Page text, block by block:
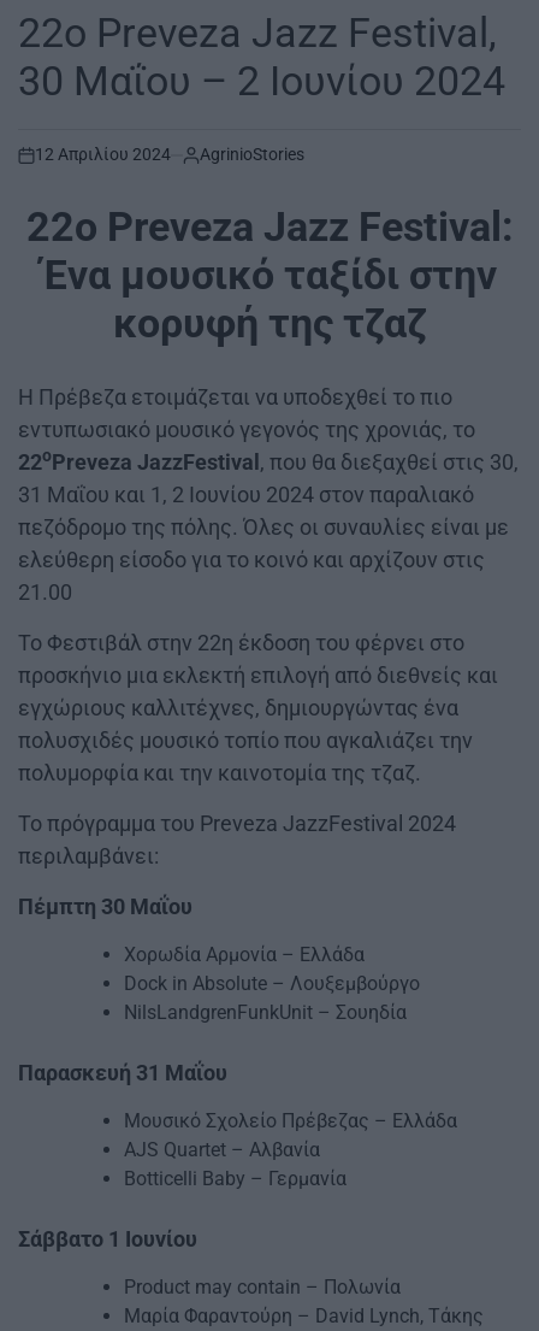
22ο Preveza Jazz Festival,
30 Μαΐου – 2 Ιουνίου 2024
on
12 Απριλίου 2024 AgrinioStories
22ο Preveza Jazz Festival:
Ένα μουσικό ταξίδι στην
κορυφή της τζαζ
Η Πρέβεζα ετοιμάζεται να υποδεχθεί το πιο
εντυπωσιακό μουσικό γεγονός της χρονιάς, το
22οPreveza JazzFestival , που θα διεξαχθεί στις 30,
31 Μαΐου και 1, 2 Ιουνίου 2024 στον παραλιακό
πεζόδρομο της πόλης. Όλες οι συναυλίες είναι με
ελεύθερη είσοδο για το κοινό και αρχίζουν στις
21.00
Το Φεστιβάλ στην 22η έκδοση του φέρνει στο
προσκήνιο μια εκλεκτή επιλογή από διεθνείς και
εγχώριους καλλιτέχνες, δημιουργώντας ένα
πολυσχιδές μουσικό τοπίο που αγκαλιάζει την
πολυμορφία και την καινοτομία της τζαζ.
Το πρόγραμμα του Preveza JazzFestival 2024
περιλαμβάνει:
Πέμπτη 30 Μαΐου
Χορωδία Αρμονία – Ελλάδα
Dock in Absolute – Λουξεμβούργο
NilsLandgrenFunkUnit – Σουηδία
Παρασκευή 31 Μαΐου
Μουσικό Σχολείο Πρέβεζας – Ελλάδα
AJS Quartet – Αλβανία
Botticelli Baby – Γερμανία
Σάββατο 1 Ιουνίου
Product may contain – Πολωνία
Μαρία Φαραντούρη – David Lynch, Tάκης